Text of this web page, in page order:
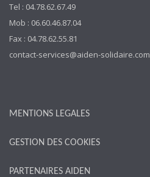
Tel : 04.78.62.67.49
Mob : 06.60.46.87.04
Fax : 04.78.62.55.81
contact-services@aiden-solidaire.com
MENTIONS LEGALES
GESTION DES COOKIES
PARTENAIRES AIDEN